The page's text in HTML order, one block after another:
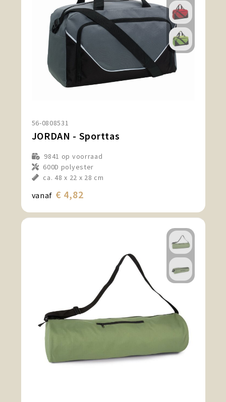
56-0808531
JORDAN - Sporttas
9841 op voorraad
600D polyester
ca. 48 x 22 x 28 cm
vanaf € 4,82